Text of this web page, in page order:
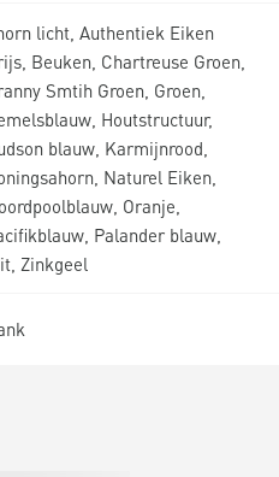
licht, Authentiek Eiken
Beuken, Chartreuse Groen,
Smtih Groen, Groen,
Houtstructuur,
blauw, Karmijnrood,
Naturel Eiken,
Oranje,
Palander blauw,
Zinkgeel